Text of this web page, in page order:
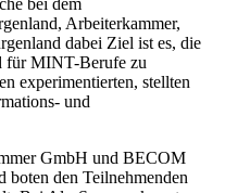
Arbeiterkammer,
dabei Ziel ist es, die
für MINT-Berufe zu
experimentierten, stellten
und
GmbH und BECOM
den Teilnehmenden